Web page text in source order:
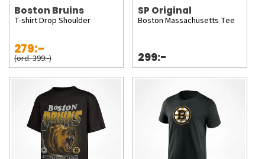
Boston Bruins
T-shirt Drop Shoulder
279:-
(ord. 399:-)
SP Original
Boston Massachusetts Tee
299:-